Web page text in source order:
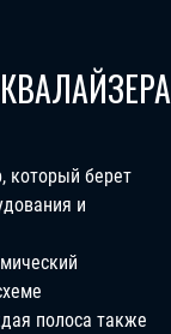
который берет
и
полоса также